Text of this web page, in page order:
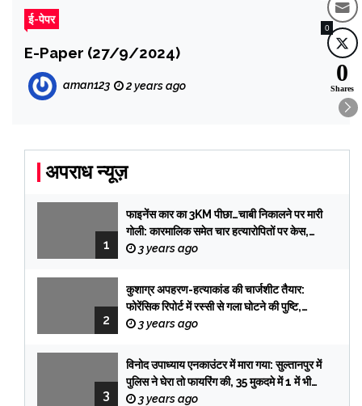
ई-पेपर
E-Paper (27/9/2024)
aman123 2 years ago
अपराध न्यूज़
1
फाइनेंस कार का 3KM पीछा…चाबी निकालने पर मारी
गोली: कारमालिक समेत चार हत्यारोपितों पर केस,
तलाश में टीमें प्रयागराज रवाना
3 years ago
2
कुशाग्र अपहरण-हत्याकांड की चार्जशीट तैयार:
फोरेंसिक रिपोर्ट में रस्सी से गला घोटने की पुष्टि,
फिरौती के लेटर की हैंडराइटिंग प्रभात की, सिक्योरिटी
3 years ago
3
विनोद उपाध्याय एनकाउंटर में मारा गया: सुल्तानपुर में
पुलिस ने घेरा तो फायरिंग की, 35 मुकदमे में 1 में भी
सजा नहीं हुई
3 years ago
0
0
Shares